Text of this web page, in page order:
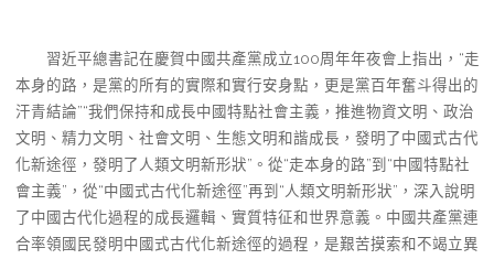
習近平總書記在慶賀中國共產黨成立100周年年夜會上指出，“走
本身的路，是黨的所有的實際和實行安身點，更是黨百年奮斗得出的
汗青結論”“我們保持和成長中國特點社會主義，推進物資文明、政治
文明、精力文明、社會文明、生態文明和諧成長，發明了中國式古代
化新途徑，發明了人類文明新形狀”。從“走本身的路”到“中國特點社
會主義”，從“中國式古代化新途徑”再到“人類文明新形狀”，深入說明
了中國古代化過程的成長邏輯、實質特征和世界意義。中國共產黨連
合率領國民發明中國式古代化新途徑的過程，是艱苦摸索和不竭立異